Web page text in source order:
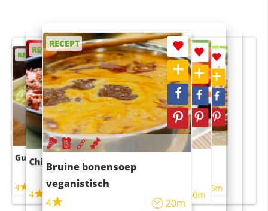
RECEPT
Guacamole
4
RECEPT
Chili con carne
4 45m
RECEPT
Bruine bonensoep
veganistisch
4
20m
RECEPT
Sushi rijstsalade
maaltijdsalade
40m
RECEPT
4 55m